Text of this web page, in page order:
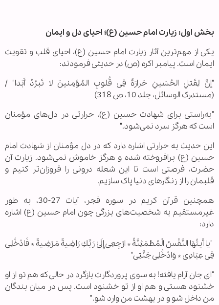
بخش اول: زیارت امام حسین (ع)؛ احیای دل و ایمان
یکی از مهم‌ترین آثار زیارت امام حسین (ع)، احیای قلب و تقویت
ایمان است. پیامبر اکرم (ص) در حدیثی فرمودند:
"إنَّ لِقَتلِ الحُسَینِ حَرارَةً فِی قُلوبِ المُؤمِنینَ لا تَبرُدُ أَبَدا" /
(مستدرک الوسائل، جلد 10، ص 318)
"به‌راستی برای شهادت حسین (ع)، حرارتی در دل‌های مؤمنان
است که هرگز سرد نمی‌شود."
این حدیث به حرارتی اشاره دارد که در دل مؤمنان از شهادت امام
حسین (ع) برافروخته شده و هرگز خاموش نمی‌شود. زیارت آن
حضرت، فرصتی است تا این شعله درونی را فروزان‌تر کنیم و
قلبمان را از زنگارهای دنیا پاک سازیم.
همچنین قرآن کریم در سوره فجر، آیات 27-30، به طور
غیرمستقیم به شخصیت‌های بزرگی چون امام حسین (ع) اشاره
دارد:
"یا أَیتُهَا النَّفْسُ الْمُطْمَئِنَّةُ * ارْجِعِی إِلَىٰ رَبِّكِ رَاضِیةً مَرْضِیةً * فَادْخُلِی
فِی عِبَادِی * وَادْخُلِی جَنَّتِی"
"ای جان آرام یافته! به سوی پروردگارت بازگرد در حالی که هم تو از او
خشنود هستی و هم او از تو خشنود است. پس در میان بندگان
من داخل شو و در بهشت من وارد شو."